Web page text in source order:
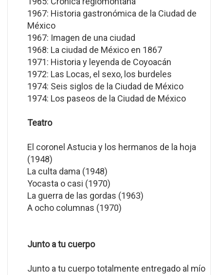
1967: Historia gastronómica de la Ciudad de
México
1967: Imagen de una ciudad
1968: La ciudad de México en 1867
1971: Historia y leyenda de Coyoacán
1972: Las Locas, el sexo, los burdeles
1974: Seis siglos de la Ciudad de México
1974: Los paseos de la Ciudad de México
Teatro
El coronel Astucia y los hermanos de la hoja
(1948)
La culta dama (1948)
Yocasta o casi (1970)
La guerra de las gordas (1963)
A ocho columnas (1970)
Junto a tu cuerpo
Junto a tu cuerpo totalmente entregado al mío